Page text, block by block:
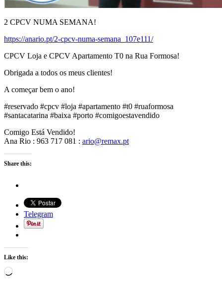
2 CPCV NUMA SEMANA!
https://anario.pt/2-cpcv-numa-semana_107e111/‎
CPCV Loja e CPCV Apartamento T0 na Rua Formosa!
Obrigada a todos os meus clientes!
A começar bem o ano!
#reservado #cpcv #loja #apartamento #t0 #ruaformosa
#santacatarina #baixa #porto #comigoestavendido
Comigo Está Vendido!
Ana Rio : 963 717 081 : ario@remax.pt
Share this:
Telegram
Like this:
Loading…